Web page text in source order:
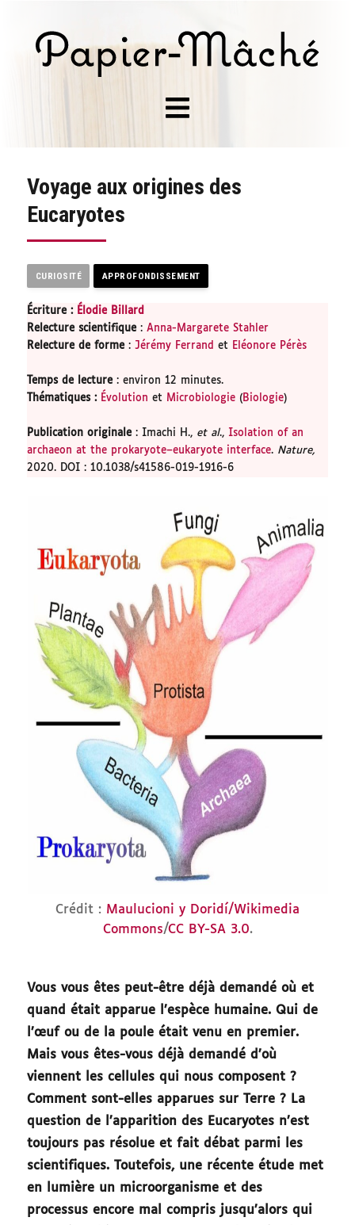
Voyage aux origines des
Eucaryotes
CURIOSITÉ APPROFONDISSEMENT
Écriture : Élodie Billard
Relecture scientifique:Anna-Margarete Stahler
Relecture de forme:Jérémy Ferrand et Eléonore Pérès
Temps de lecture: environ 12 minutes.
Thématiques : Évolution et Microbiologie ( Biologie)
Publication originale: Imachi H., et al., Isolation of an
archaeon at the prokaryote–eukaryote interface. Nature,
2020. DOI : 10.1038/s41586-019-1916-6
Crédit : Maulucioni y Doridí/Wikimedia
Commons/CC BY-SA 3.0.
Vous vous êtes peut-être déjà demandé où et
quand était apparue l’espèce humaine. Qui de
l’œuf ou de la poule était venu en premier.
Mais vous êtes-vous déjà demandé d’où
viennent les cellules qui nous composent ?
Comment sont-elles apparues sur Terre ? La
question de l’apparition des Eucaryotes n’est
toujours pas résolue et fait débat parmi les
scientifiques. Toutefois, une récente étude met
en lumière un microorganisme et des
processus encore mal compris jusqu’alors qui